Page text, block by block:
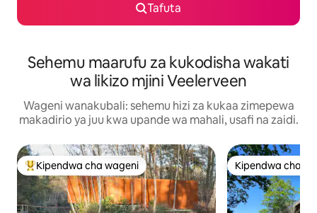
Tafuta
Sehemu maarufu za kukodisha wakati
wa likizo mjini Veelerveen
Wageni wanakubali: sehemu hizi za kukaa zimepewa
makadirio ya juu kwa upande wa mahali, usafi na zaidi.
Kipendwa maarufu cha wageni
Kipendwa cha wageni Kipendwa cha
Kipendwa cha